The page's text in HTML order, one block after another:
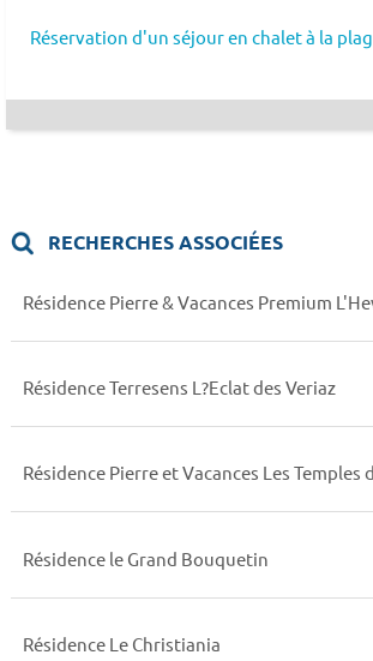
Réservation d'un séjour en chalet à la
RECHERCHES ASSOCIÉES
Résidence Pierre & Vacances Premium
Résidence Terresens L?Eclat des Veriaz
Résidence Pierre et Vacances Les Temples
Résidence le Grand Bouquetin
Résidence Le Christiania